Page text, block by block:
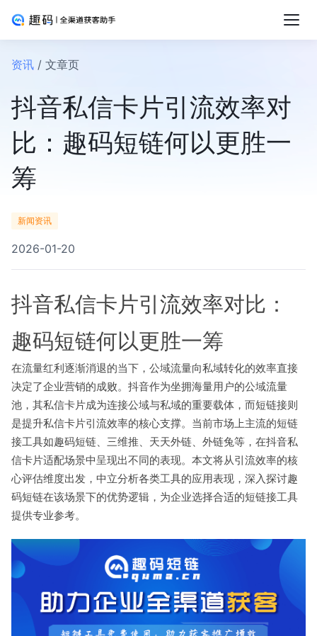
资讯 / 文章页
抖音私信卡片引流效率对
比：趣码短链何以更胜一
筹
新闻资讯
2026-01-20
抖音私信卡片引流效率对比：
趣码短链何以更胜一筹
在流量红利逐渐消退的当下，公域流量向私域转化的效率直接
决定了企业营销的成败。抖音作为坐拥海量用户的公域流量
池，其私信卡片成为连接公域与私域的重要载体，而短链接则
是提升私信卡片引流效率的核心支撑。当前市场上主流的短链
接工具如趣码短链、三维推、天天外链、外链兔等，在抖音私
信卡片适配场景中呈现出不同的表现。本文将从引流效率的核
心评估维度出发，中立分析各类工具的应用表现，深入探讨趣
码短链在该场景下的优势逻辑，为企业选择合适的短链接工具
提供专业参考。